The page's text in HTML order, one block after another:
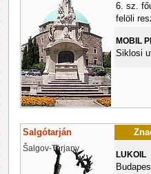
6. sz.
felöli
MOBIL
Siklosi
Salgótarján
Šalgov-Tarjany
LUKOIL